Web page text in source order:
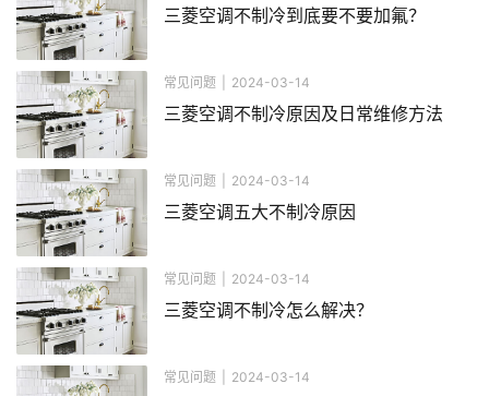
三菱空调不制冷到底要不要加氟？
常见问题 2024-03-14
三菱空调不制冷原因及日常维修方法
常见问题 2024-03-14
三菱空调五大不制冷原因
常见问题 2024-03-14
三菱空调不制冷怎么解决？
常见问题 2024-03-14